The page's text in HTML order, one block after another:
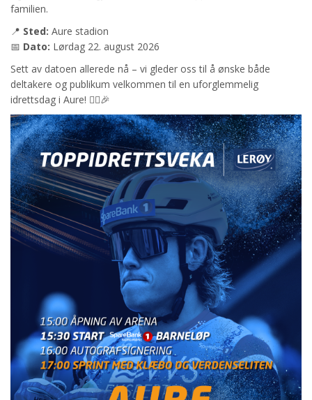
familien.
📍 Sted: Aure stadion
📅 Dato: Lørdag 22. august 2026
Sett av datoen allerede nå – vi gleder oss til å ønske både
deltakere og publikum velkommen til en uforglemmelig
idrettsdag i Aure! 🏃‍♂️🎉